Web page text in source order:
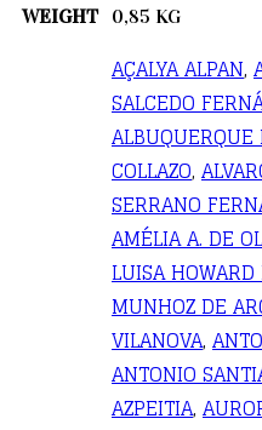
WEIGHT 0,85 KG
AÇALYA ALPAN,
SALCEDO
ALBUQUERQUE
COLLAZO,
SERRANO
AMÉLIA A. DE
LUISA
MUNHOZ DE
VILANOVA,
ANTONIO
AZPEITIA,